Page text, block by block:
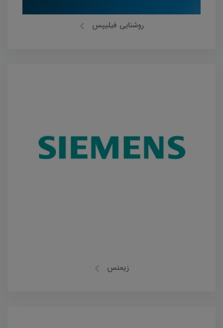
روشنایی فیلیپس
زیمنس